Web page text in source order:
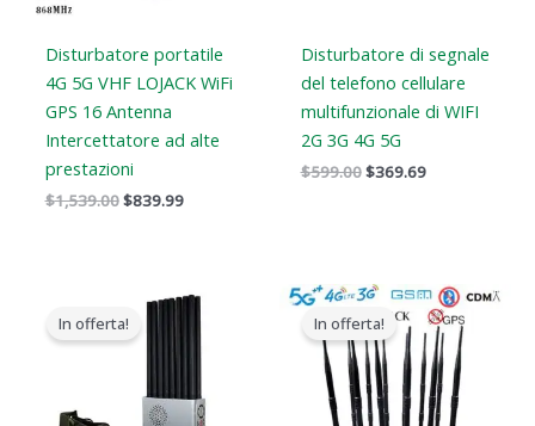
Disturbatore portatile
4G 5G VHF LOJACK WiFi
GPS 16 Antenna
Intercettatore ad alte
prestazioni
$1,539.00$839.99
Disturbatore di segnale
del telefono cellulare
multifunzionale di WIFI
2G 3G 4G 5G
$599.00$369.69
In offerta!
prezzo
originale
Il
In offerta!
Gamma
di
prezzi:
Da
$729.99
a
$749.99